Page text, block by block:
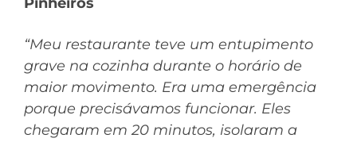
“Meu restaurante teve um entupimento
grave na cozinha durante o horário de
maior movimento. Era uma emergência
porque precisávamos funcionar. Eles
chegaram em 20 minutos, isolaram a